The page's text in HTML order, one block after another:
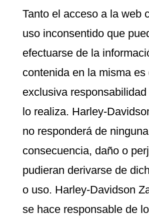
Tanto el acceso a la web
uso inconsentido que
efectuarse de la
contenida en la misma es
exclusiva
lo realiza. Harley-
no responderá de ninguna
consecuencia, daño o
pudieran derivarse de
o uso. Harley-Davidson
se hace responsable de